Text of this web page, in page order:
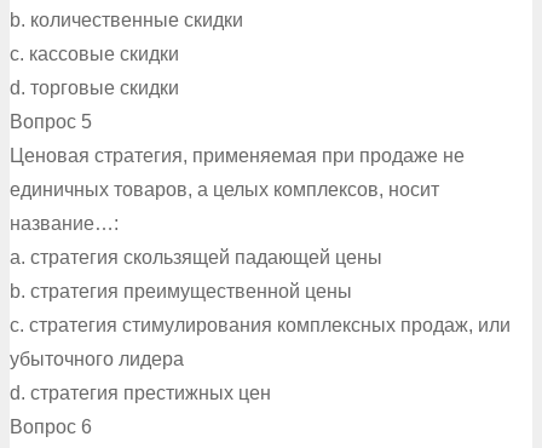
b. количественные скидки
c. кассовые скидки
d. торговые скидки
Вопрос 5
Ценовая стратегия, применяемая при продаже не
единичных товаров, а целых комплексов, носит
название…:
a. стратегия скользящей падающей цены
b. стратегия преимущественной цены
c. стратегия стимулирования комплексных продаж, или
убыточного лидера
d. стратегия престижных цен
Вопрос 6